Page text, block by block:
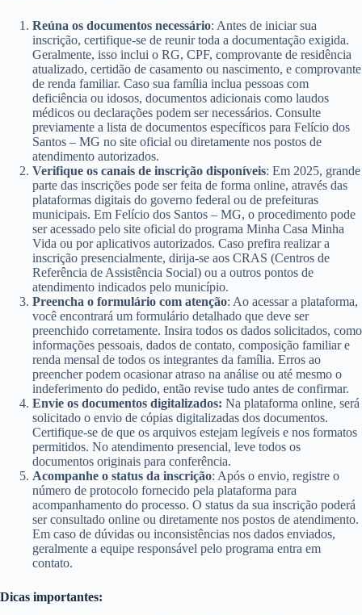
Reúna os documentos necessário: Antes de iniciar sua
inscrição, certifique-se de reunir toda a documentação exigida.
Geralmente, isso inclui o RG, CPF, comprovante de residência
atualizado, certidão de casamento ou nascimento, e comprovante
de renda familiar. Caso sua família inclua pessoas com
deficiência ou idosos, documentos adicionais como laudos
médicos ou declarações podem ser necessários. Consulte
previamente a lista de documentos específicos para Felício dos
Santos – MG no site oficial ou diretamente nos postos de
atendimento autorizados.
Verifique os canais de inscrição disponíveis: Em 2025, grande
parte das inscrições pode ser feita de forma online, através das
plataformas digitais do governo federal ou de prefeituras
municipais. Em Felício dos Santos – MG, o procedimento pode
ser acessado pelo site oficial do programa Minha Casa Minha
Vida ou por aplicativos autorizados. Caso prefira realizar a
inscrição presencialmente, dirija-se aos CRAS (Centros de
Referência de Assistência Social) ou a outros pontos de
atendimento indicados pelo município.
Preencha o formulário com atenção: Ao acessar a plataforma,
você encontrará um formulário detalhado que deve ser
preenchido corretamente. Insira todos os dados solicitados, como
informações pessoais, dados de contato, composição familiar e
renda mensal de todos os integrantes da família. Erros ao
preencher podem ocasionar atraso na análise ou até mesmo o
indeferimento do pedido, então revise tudo antes de confirmar.
Envie os documentos digitalizados: Na plataforma online, será
solicitado o envio de cópias digitalizadas dos documentos.
Certifique-se de que os arquivos estejam legíveis e nos formatos
permitidos. No atendimento presencial, leve todos os
documentos originais para conferência.
Acompanhe o status da inscrição: Após o envio, registre o
número de protocolo fornecido pela plataforma para
acompanhamento do processo. O status da sua inscrição poderá
ser consultado online ou diretamente nos postos de atendimento.
Em caso de dúvidas ou inconsistências nos dados enviados,
geralmente a equipe responsável pelo programa entra em
contato.
Dicas importantes: